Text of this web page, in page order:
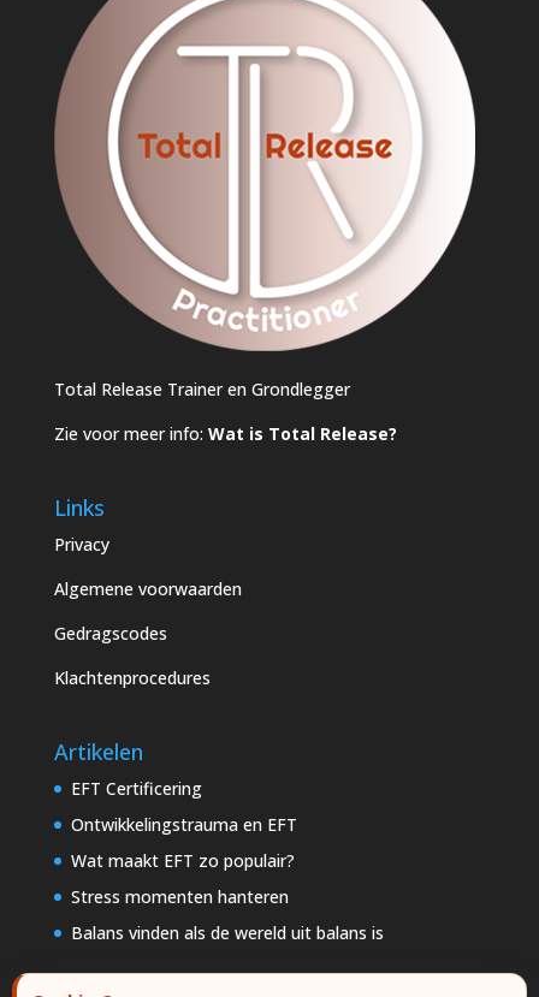
Total Release Trainer en Grondlegger
Zie voor meer info: Wat is Total Release?
Links
Privacy
Algemene voorwaarden
Gedragscodes
Klachtenprocedures
Artikelen
EFT Certificering
Ontwikkelingstrauma en EFT
Wat maakt EFT zo populair?
Stress momenten hanteren
Balans vinden als de wereld uit balans is